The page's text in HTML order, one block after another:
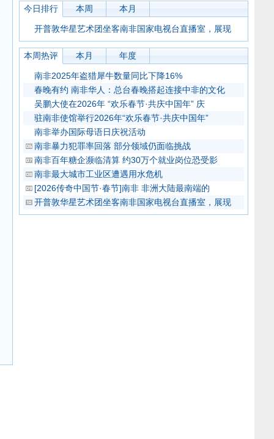
今日排行 本周 本月
开普敦华星艺术团坐客南非国家电视台直播室，展现
本周热评 本月 年度
南非2025年盗猎犀牛数量同比下降16%
春晚有约 南非华人：总台春晚搭起连接中非的文化
吴鹏大使在2026年 “欢乐春节·共庆中国年” 庆
驻南非使馆举行2026年“欢乐春节·共庆中国年”
南非举办国际母语日庆祝活动
南非暴力犯罪率回落 部分领域仍面临挑战
南非百年糖企濒临清算 约30万个就业岗位恐受影
南非最大城市工业区遭遇用水危机
[2026传奇中国节·春节]南非 非洲大陆最南端的
开普敦华星艺术团坐客南非国家电视台直播室，展现